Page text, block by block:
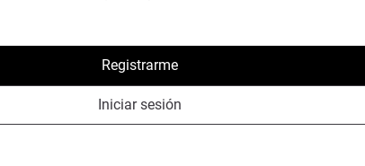
Registrarme
Iniciar sesión